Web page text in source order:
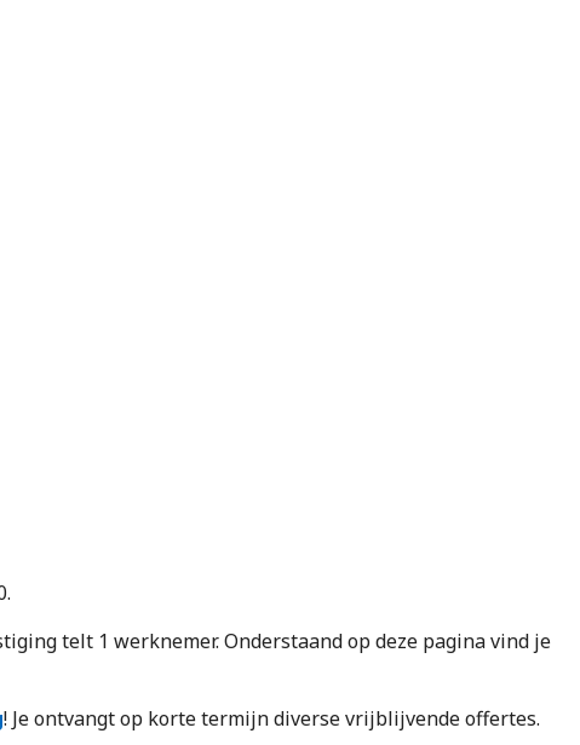
telt 1 werknemer. Onderstaand op deze pagina vind je
! Je ontvangt op korte termijn diverse vrijblijvende offertes.